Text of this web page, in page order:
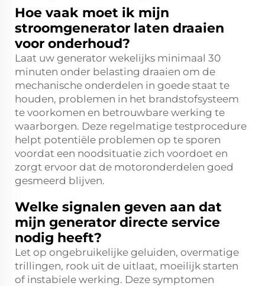
Hoe vaak moet ik mijn
stroomgenerator laten draaien
voor onderhoud?
Laat uw generator wekelijks minimaal 30
minuten onder belasting draaien om de
mechanische onderdelen in goede staat te
houden, problemen in het brandstofsysteem
te voorkomen en betrouwbare werking te
waarborgen. Deze regelmatige testprocedure
helpt potentiële problemen op te sporen
voordat een noodsituatie zich voordoet en
zorgt ervoor dat de motoronderdelen goed
gesmeerd blijven.
Welke signalen geven aan dat
mijn generator directe service
nodig heeft?
Let op ongebruikelijke geluiden, overmatige
trillingen, rook uit de uitlaat, moeilijk starten
of instabiele werking. Deze symptomen